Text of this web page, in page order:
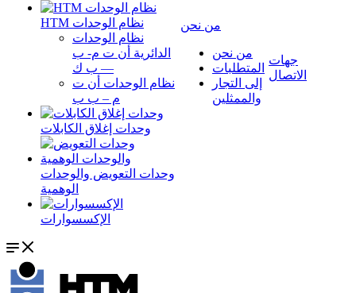
HTM نظام الوحدات
نظام الوحدات
الدائرية أن ت م- ب
ب ك —
نظام الوحدات أن ت
م – ب ب
وحدات إغلاق الكابلات
وحدات التعويض والوحدات
الوهمية
الإكسسوارات
من نحن
من نحن
المتطلبات
إلى التجار
والممثلين
جهات
الاتصال